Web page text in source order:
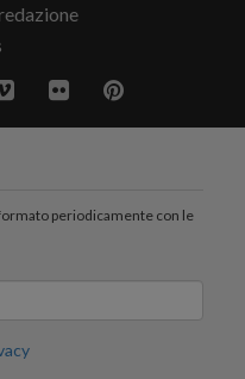
periodicamente con le